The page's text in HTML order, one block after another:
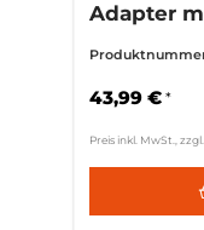
Adapter
BH 7mm
43,99 € *
Preis inkl. MwSt., zzgl.